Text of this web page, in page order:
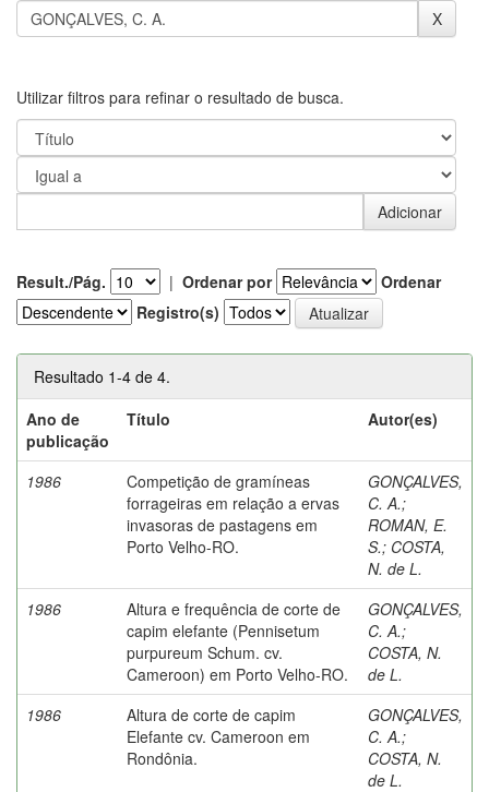
Utilizar filtros para refinar o resultado de busca.
Result./Pág. | Ordenar por
Ordenar
Registro(s)
Resultado 1-4 de 4.
Ano de
publicação
Título Autor(es)
1986
Competição de gramíneas
forrageiras em relação a ervas
invasoras de pastagens em
Porto Velho-RO.
GONÇALVES,
C. A.;
ROMAN, E.
S.; COSTA,
N. de L.
1986
Altura e frequência de corte de
capim elefante (Pennisetum
purpureum Schum. cv.
Cameroon) em Porto Velho-RO.
GONÇALVES,
C. A.;
COSTA, N.
de L.
1986
Altura de corte de capim
Elefante cv. Cameroon em
Rondônia.
GONÇALVES,
C. A.;
COSTA, N.
de L.